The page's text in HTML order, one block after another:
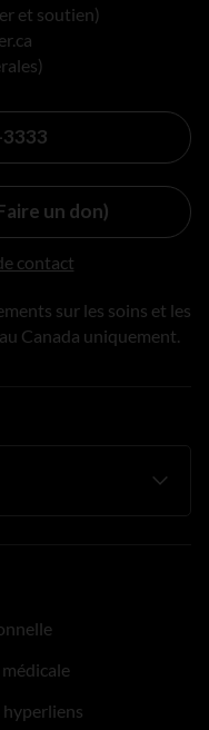
et soutien)
3333
un don)
contact
sur les soins et les
Canada uniquement.